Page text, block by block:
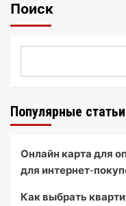
Поиск
Популярные статьи
Онлайн карта для
для интернет-
Как выбрать